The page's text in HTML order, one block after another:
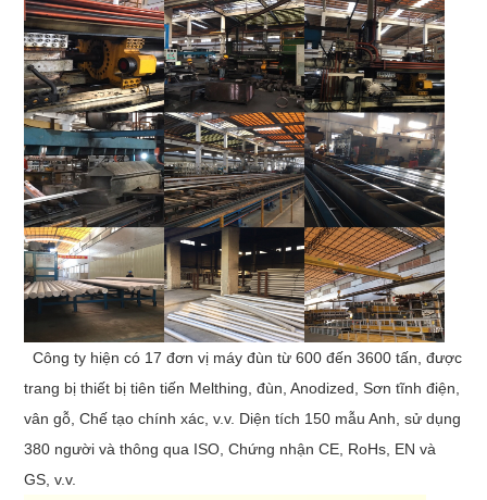
Công ty hiện có 17 đơn vị máy đùn từ 600 đến 3600 tấn, được
trang bị thiết bị tiên tiến Melthing, đùn, Anodized, Sơn tĩnh điện,
vân gỗ, Chế tạo chính xác, v.v. Diện tích 150 mẫu Anh, sử dụng
380 người và thông qua ISO, Chứng nhận CE, RoHs, EN và
GS, v.v.